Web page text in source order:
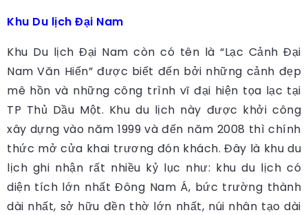
Khu Du lịch Đại Nam
Khu Du lịch Đại Nam còn có tên là “Lạc Cảnh Đại
Nam Văn Hiến” được biết đến bởi những cảnh đẹp
mê hồn và những công trình vĩ đại hiện tọa lạc tại
TP Thủ Dầu Một. Khu du lịch này được khởi công
xây dựng vào năm 1999 và đến năm 2008 thì chính
thức mở cửa khai trương đón khách. Đây là khu du
lịch ghi nhận rất nhiều kỷ lục như: khu du lịch có
diện tích lớn nhất Đông Nam Á, bức trường thành
dài nhất, sở hữu đền thờ lớn nhất, núi nhân tạo dài